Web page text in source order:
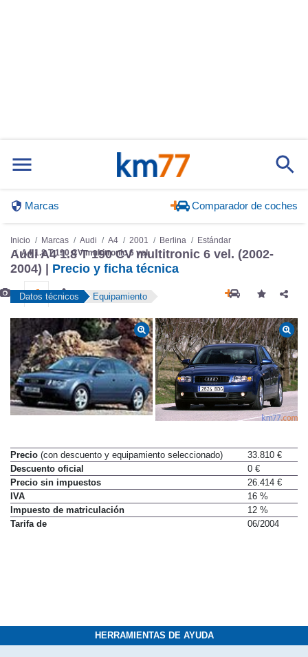
Marcas Comparador de coches
Inicio Marcas Audi A4 2001 Berlina
Estándar
A4 1.8 T 190 CV multitronic 6 vel.
Audi A4 1.8 T 190 CV multitronic 6 vel. (2002-
2004) | Precio y ficha técnica
Datos técnicos Equipamiento
Precio (con descuento y equipamiento seleccionado)
33.810 €
Descuento oficial
0 €
Precio sin impuestos
26.414 €
IVA
16 %
Impuesto de matriculación
12 %
Tarifa de
06/2004
HERRAMIENTAS DE AYUDA